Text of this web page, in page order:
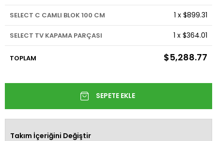
SELECT C CAMLI BLOK 100 CM 1 x $899.31
SELECT TV KAPAMA PARÇASI 1 x $364.01
TOPLAM $5,288.77
Takım İçeriğini Değiştir